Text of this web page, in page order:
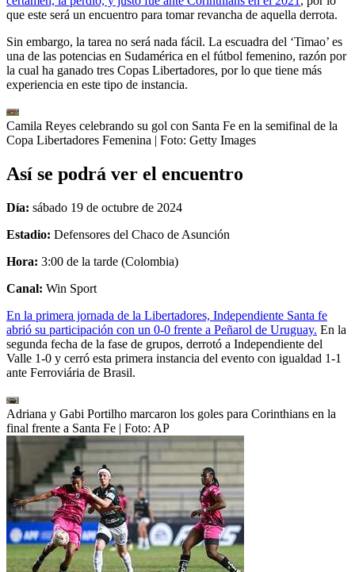
que este será un encuentro para tomar revancha de aquella derrota.
Sin embargo, la tarea no será nada fácil. La escuadra del ‘Timao’ es
una de las potencias en Sudamérica en el fútbol femenino, razón por
la cual ha ganado tres Copas Libertadores, por lo que tiene más
experiencia en este tipo de instancia.
Camila Reyes celebrando su gol con Santa Fe en la semifinal de la
Copa Libertadores Femenina | Foto: Getty Images
Así se podrá ver el encuentro
Día: sábado 19 de octubre de 2024
Estadio: Defensores del Chaco de Asunción
Hora: 3:00 de la tarde (Colombia)
Canal: Win Sport
En la primera jornada de la Libertadores, Independiente Santa fe
abrió su participación con un 0-0 frente a Peñarol de Uruguay. En la
segunda fecha de la fase de grupos, derrotó a Independiente del
Valle 1-0 y cerró esta primera instancia del evento con igualdad 1-1
ante Ferroviária de Brasil.
Adriana y Gabi Portilho marcaron los goles para Corinthians en la
final frente a Santa Fe | Foto: AP